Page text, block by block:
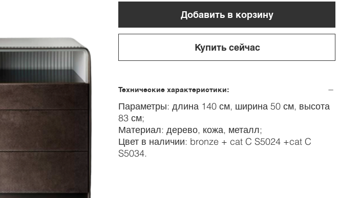
Добавить в корзину
Купить сейчас
Технические характеристики:
Параметры: длина 140 см, ширина 50 см, высота
83 см;
Материал: дерево, кожа, металл;
Цвет в наличии: bronze + cat C S5024 +cat C
S5034.